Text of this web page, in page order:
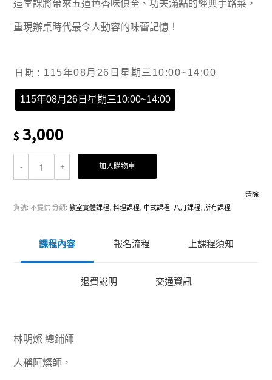
這堂課將帶來五道色香味俱全、功夫滿點的經典手路菜，
重現辦桌時代最令人動容的味蕾記憶！
日期 : 115年08月26日星期三10:00~14:00
115年08月26日星期三10:00~14:00
清除
$ 3,000
加入購物車
貨號:不提供 分類:教室實體課程 ,料理課程 中式課程 八月課程 ,所有課程
課程內容 報名流程 上課程須知
退費說明 交通資訊
林明燦 總鋪師
人稱阿燦師，